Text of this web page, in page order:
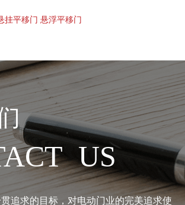
挂平移门 悬浮平移门
US
追求的目标，对电动门业的完美追求使